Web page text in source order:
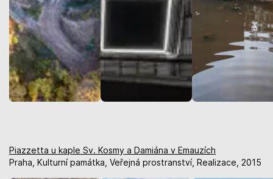
Piazzetta u kaple Sv. Kosmy a Damiána v Emauzích
Praha, Kulturní památka, Veřejná prostranství, Realizace, 2015